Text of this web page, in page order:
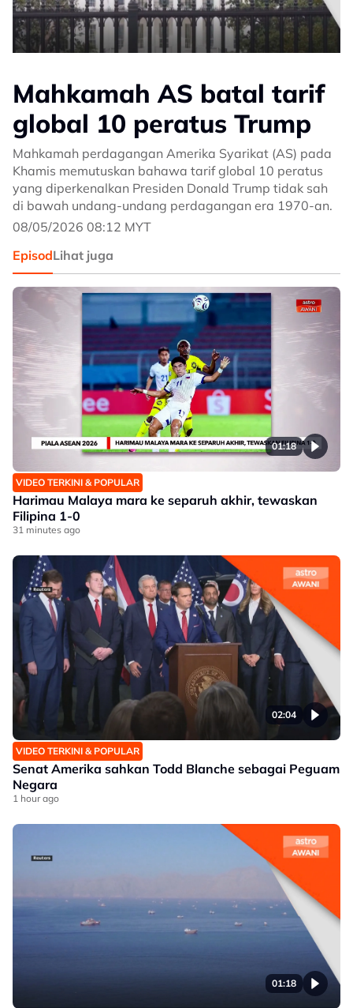
Mahkamah AS batal tarif
global 10 peratus Trump
Mahkamah perdagangan Amerika Syarikat (AS) pada
Khamis memutuskan bahawa tarif global 10 peratus
yang diperkenalkan Presiden Donald Trump tidak sah
di bawah undang-undang perdagangan era 1970-an.
08/05/2026 08:12 MYT
EpisodLihat juga
01:18
VIDEO TERKINI & POPULAR
Harimau Malaya mara ke separuh akhir, tewaskan
Filipina 1-0
31 minutes ago
02:04
VIDEO TERKINI & POPULAR
Senat Amerika sahkan Todd Blanche sebagai Peguam
Negara
1 hour ago
01:18